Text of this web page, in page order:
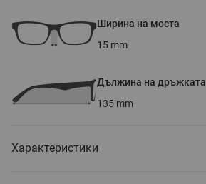
Ширина на моста
15 mm
Дължина на дръжката
135 mm
Характеристики